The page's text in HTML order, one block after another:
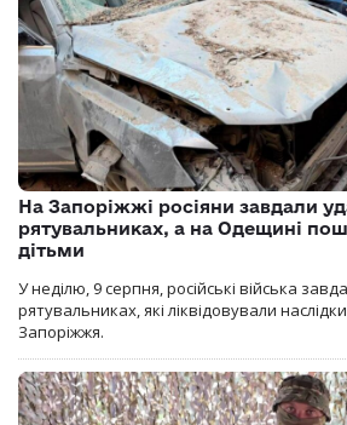
На Запоріжжі росіяни завдали
рятувальниках, а на Одещині
дітьми
У неділю, 9 серпня, російські війська
рятувальниках, які ліквідовували
Запоріжжя.